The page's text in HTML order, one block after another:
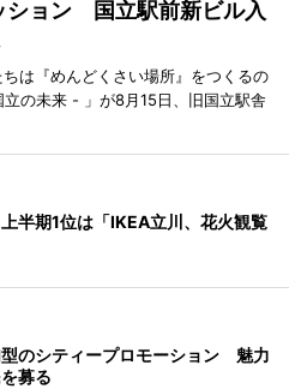
ション 国立駅前新ビル入
は『めんどくさい場所』をつくるの
の未来 - 」が8月15日、旧国立駅舎
半期1位は「IKEA立川、花火観覧
のシティープロモーション 魅力
募る